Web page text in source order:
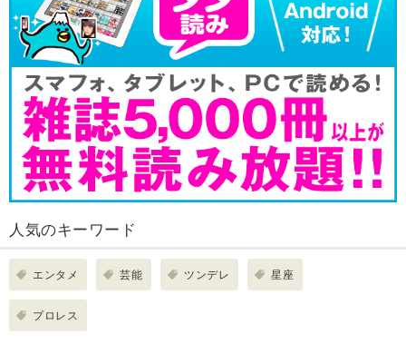
人気のキーワード
エンタメ 芸能 ツンデレ 星座
プロレス